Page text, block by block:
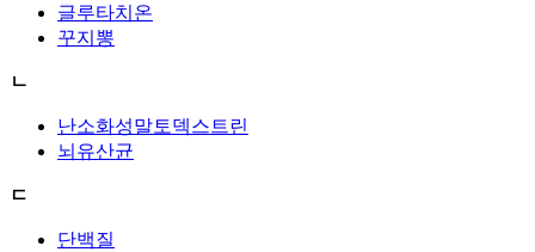
글루타치온
꾸지뽕
ㄴ
난소화성말토덱스트린
뇌유산균
ㄷ
단백질